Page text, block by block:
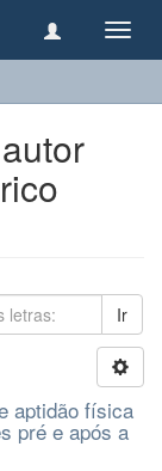
Ir
aptidão física
pré e após a